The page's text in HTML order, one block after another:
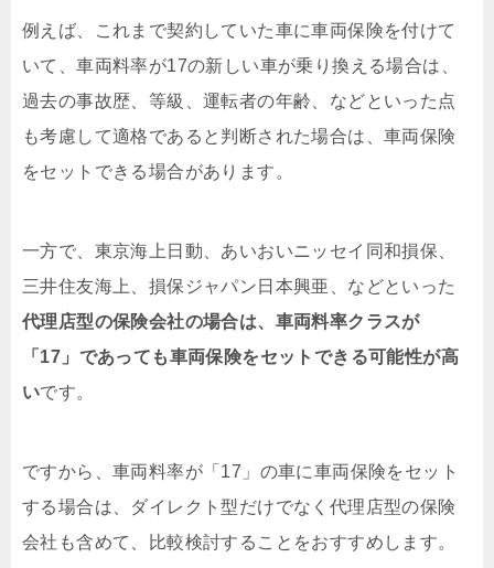
例えば、これまで契約していた車に車両保険を付けて
いて、車両料率が17の新しい車が乗り換える場合は、
過去の事故歴、等級、運転者の年齢、などといった点
も考慮して適格であると判断された場合は、車両保険
をセットできる場合があります。
一方で、東京海上日動、あいおいニッセイ同和損保、
三井住友海上、損保ジャパン日本興亜、などといった
代理店型の保険会社の場合は、車両料率クラスが
「17」であっても車両保険をセットできる可能性が高
いです。
ですから、車両料率が「17」の車に車両保険をセット
する場合は、ダイレクト型だけでなく代理店型の保険
会社も含めて、比較検討することをおすすめします。